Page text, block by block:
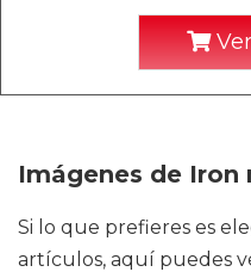
Imágenes de Iron
Si lo que prefieres es
artículos, aquí puedes